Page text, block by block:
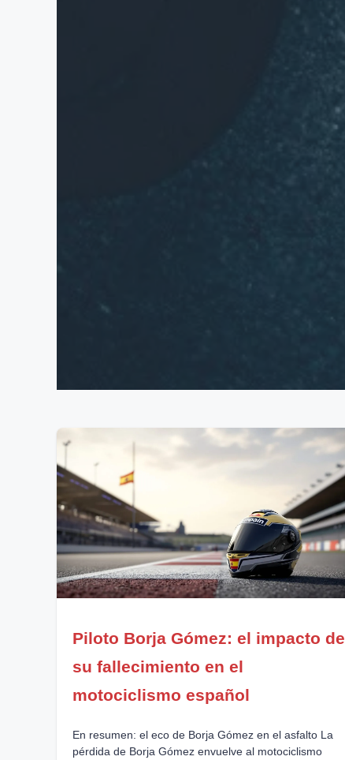
Piloto Borja Gómez: el impacto de
su fallecimiento en el
motociclismo español
En resumen: el eco de Borja Gómez en el asfalto La
pérdida de Borja Gómez envuelve al motociclismo